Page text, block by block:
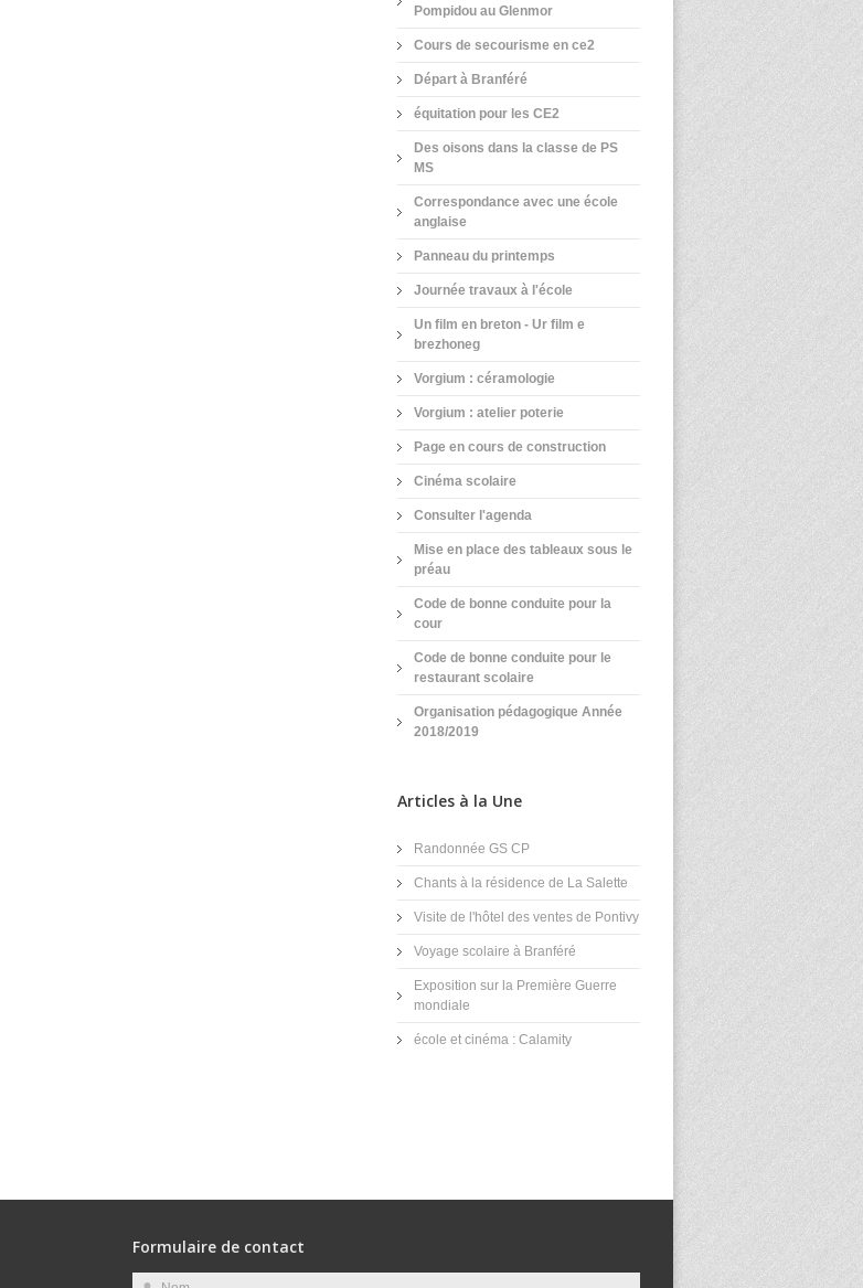
Pompidou au Glenmor
Cours de secourisme en ce2
Départ à Branféré
équitation pour les CE2
Des oisons dans la classe de PS
MS
Correspondance avec une école
anglaise
Panneau du printemps
Journée travaux à l'école
Un film en breton - Ur film e
brezhoneg
Vorgium : céramologie
Vorgium : atelier poterie
Page en cours de construction
Cinéma scolaire
Consulter l'agenda
Mise en place des tableaux sous le
préau
Code de bonne conduite pour la
cour
Code de bonne conduite pour le
restaurant scolaire
Organisation pédagogique Année
2018/2019
Articles à la Une
Randonnée GS CP
Chants à la résidence de La Salette
Visite de l'hôtel des ventes de Pontivy
Voyage scolaire à Branféré
Exposition sur la Première Guerre
mondiale
école et cinéma : Calamity
Formulaire de contact